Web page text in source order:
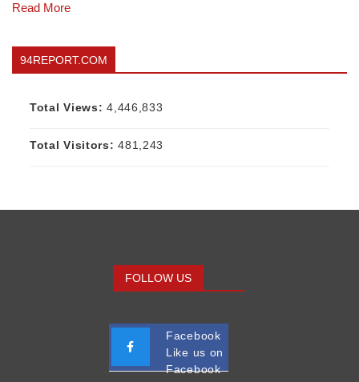
Read More
94REPORT.COM
Total Views:4,446,833
Total Visitors:481,243
FOLLOW US
Facebook
Like us on
Facebook